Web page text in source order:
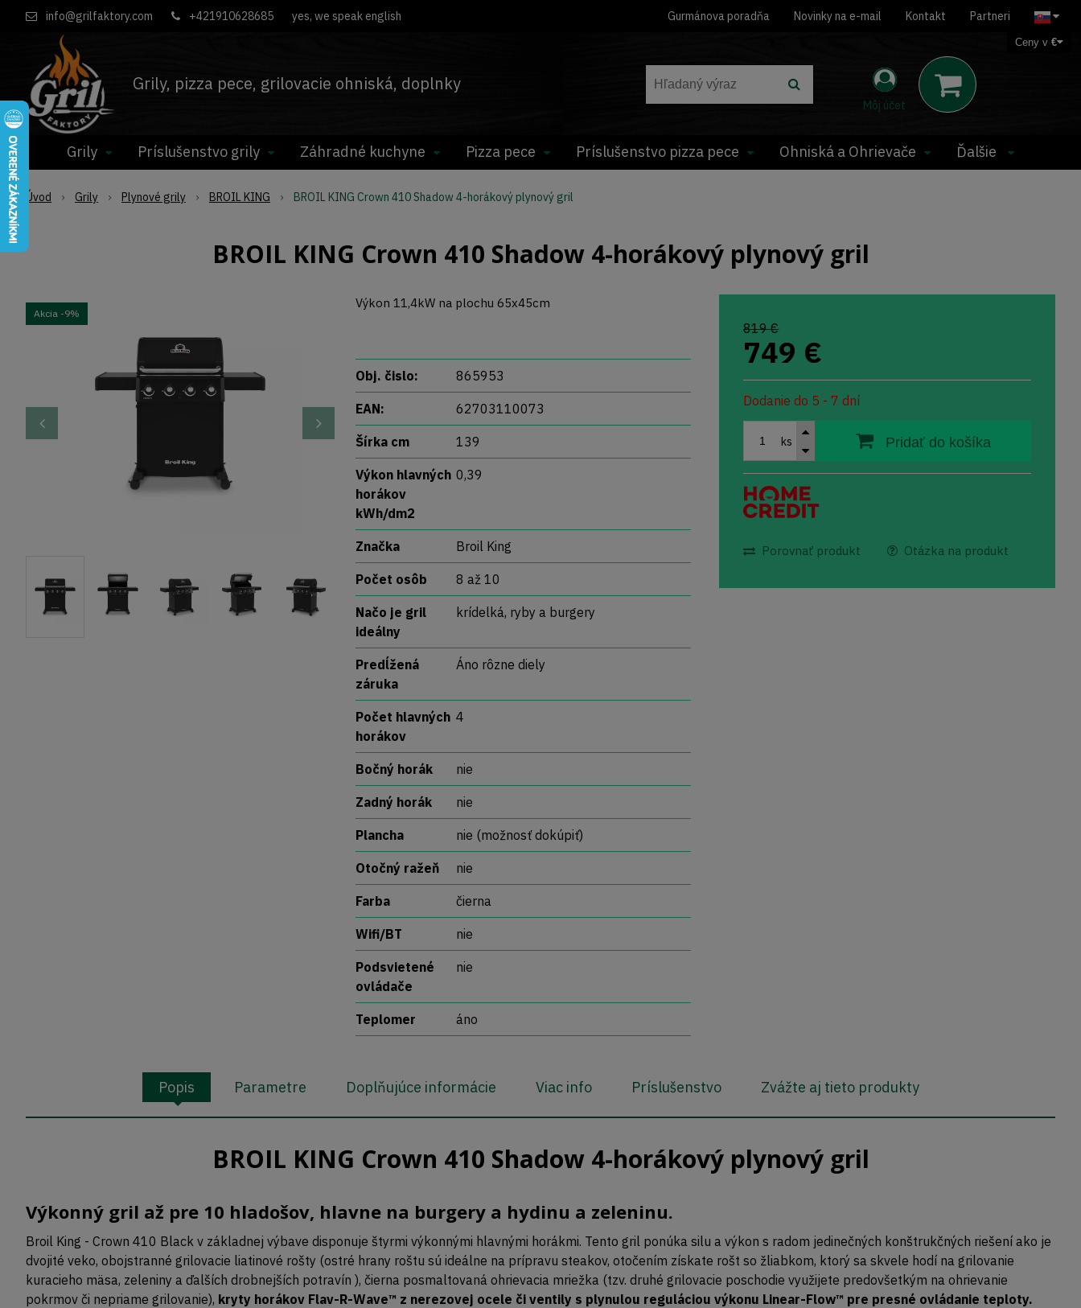
Grily, pizza pece, grilovacie ohniská, doplnky
info@grilfaktory.com +421910628685 yes, we speak english Gurmánova poradňa Novinky na e-mail Kontakt Partneri
Môj účet
Ceny v €
Grily Príslušenstvo grily Záhradné kuchyne Pizza pece Príslušenstvo pizza pece Ohniská a Ohrievače Ďalšie
Úvod Grily Plynové grily BROIL KING BROIL KING Crown 410 Shadow 4-horákový plynový gril
BROIL KING Crown 410 Shadow 4-horákový plynový gril
Akcia -9%
819 €
749 €
Dodanie do 5 - 7 dní
ks Pridať do košíka
Porovnať produkt Otázka na produkt
Výkon 11,4kW na plochu 65x45cm
Obj. čislo: 865953
EAN: 62703110073
Šírka cm 139
Výkon hlavných
horákov
kWh/dm2
0,39
Značka Broil King
Počet osôb 8 až 10
Načo je gril
ideálny
krídelká, ryby a burgery
Predĺžená
záruka
Áno rôzne diely
Počet hlavných
horákov
4
Bočný horák nie
Zadný horák nie
Plancha nie (možnosť dokúpiť)
Otočný ražeň nie
Farba čierna
Wifi/BT nie
Podsvietené
ovládače
nie
Teplomer áno
Popis Parametre Doplňujúce informácie Viac info Príslušenstvo Zvážte aj tieto produkty
BROIL KING Crown 410 Shadow 4-horákový plynový gril
Výkonný gril až pre 10 hladošov, hlavne na burgery a hydinu a zeleninu.
Broil King - Crown 410 Black v základnej výbave disponuje štyrmi výkonnými hlavnými horákmi. Tento gril ponúka silu a výkon s radom jedinečných konštrukčných riešení ako je
dvojité veko, obojstranné grilovacie liatinové rošty (ostré hrany roštu sú ideálne na prípravu steakov, otočením získate rošt so žliabkom, ktorý sa skvele hodí na grilovanie
kuracieho mäsa, zeleniny a ďalších drobnejších potravín ), čierna posmaltovaná ohrievacia mriežka (tzv. druhé grilovacie poschodie využijete predovšetkým na ohrievanie
pokrmov či nepriame grilovanie), kryty horákov Flav-R-Wave™ z nerezovej ocele či ventily s plynulou reguláciou výkonu Linear-Flow™ pre presné ovládanie teploty.